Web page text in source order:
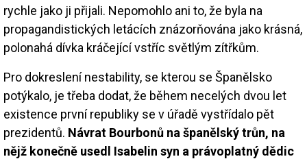
rychle jako ji přijali. Nepomohlo ani to, že byla na
propagandistických letácích znázorňována jako krásná,
polonahá dívka kráčející vstříc světlým zítřkům.
Pro dokreslení nestability, se kterou se Španělsko
potýkalo, je třeba dodat, že během necelých dvou let
existence první republiky se v úřadě vystřídalo pět
prezidentů. Návrat Bourbonů na španělský trůn, na
nějž konečně usedl Isabelin syn a právoplatný dědic